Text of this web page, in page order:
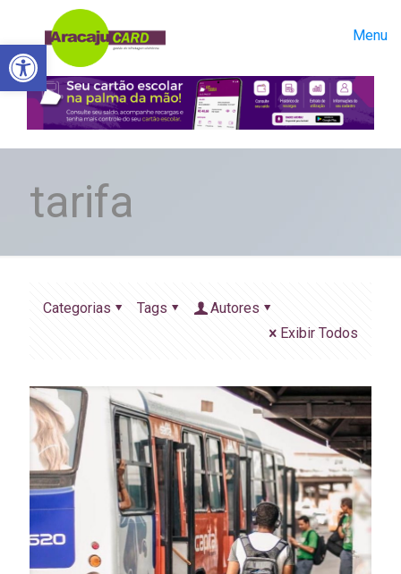
Abrir a barra de ferramentas
Menu
tarifa
Categorias Tags
Autores
Exibir Todos